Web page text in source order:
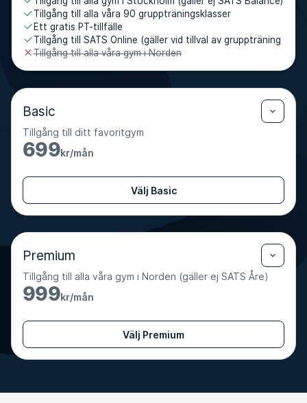
Basic
Tillgång till ditt favoritgym
699kr/mån
Välj Basic
Tillgång till alla våra 90 gruppträningsklasser
Ett gratis PT-tillfälle
Tillgång till SATS Online (gäller vid tillval av gruppträning
Tillgång till alla våra gym i Norden
Premium
Tillgång till alla våra gym i Norden (gäller ej SATS Åre)
999kr/mån
Välj Premium